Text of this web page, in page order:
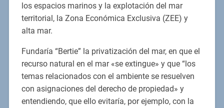
los espacios marinos y la explotación del mar
territorial, la Zona Económica Exclusiva (ZEE) y
alta mar.
Fundaría “Bertie” la privatización del mar, en que el
recurso natural en el mar «se extingue» y que “los
temas relacionados con el ambiente se resuelven
con asignaciones del derecho de propiedad» y
entendiendo, que ello evitaría, por ejemplo, con la